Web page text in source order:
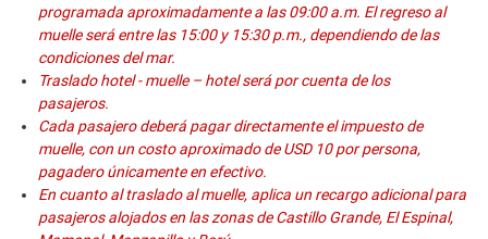
programada aproximadamente a las 09:00 a.m. El regreso al
muelle será entre las 15:00 y 15:30 p.m., dependiendo de las
condiciones del mar.
Traslado hotel - muelle – hotel será por cuenta de los
pasajeros.
Cada pasajero deberá pagar directamente el impuesto de
muelle, con un costo aproximado de USD 10 por persona,
pagadero únicamente en efectivo.
En cuanto al traslado al muelle, aplica un recargo adicional para
pasajeros alojados en las zonas de Castillo Grande, El Espinal,